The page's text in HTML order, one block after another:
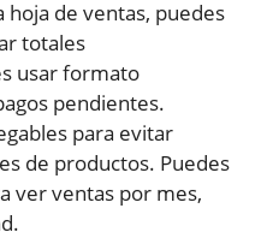
hoja de ventas, puedes
totales
usar formato
pendientes.
para evitar
de productos. Puedes
ver ventas por mes,